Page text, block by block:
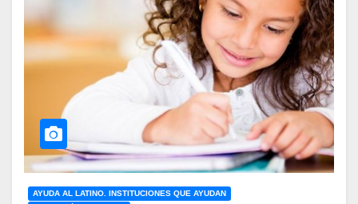
Festivales Latinos
Destacados en Canadá
Carnaval del Sol en Vancouver:El festival
latino más grande del noroeste del Pacífico.
Organizado por la Latincouver Cultural and
Business Society, celebra la cultura
latinoamericana con conciertos, danza, comida
típica y áreas temáticas. ¡Una fiesta para todas
AYUDA AL LATINO. INSTITUCIONES QUE AYUDAN